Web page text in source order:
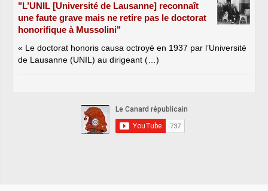
"L’UNIL [Université de Lausanne] reconnaît
une faute grave mais ne retire pas le doctorat
honorifique à Mussolini"
« Le doctorat honoris causa octroyé en 1937 par l’Université
de Lausanne (UNIL) au dirigeant (…)